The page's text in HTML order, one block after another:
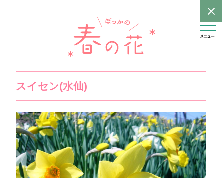
スイセン(水仙)